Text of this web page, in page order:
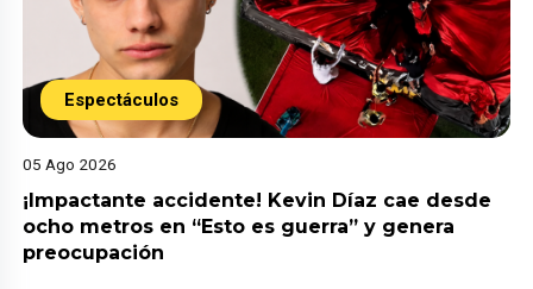
Espectáculos
05 Ago 2026
¡Impactante accidente! Kevin Díaz cae desde
ocho metros en “Esto es guerra” y genera
preocupación